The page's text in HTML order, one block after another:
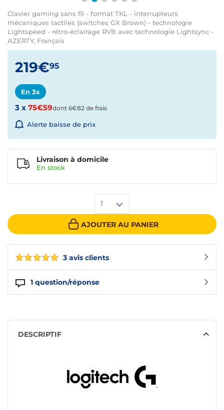
Clavier gaming sans fil - format TKL - interrupteurs
mécaniques tactiles (switches GX Brown) - technologie
Lightspeed - rétro-éclairage RVB avec technologie Lightsync -
AZERTY, Français
3 avis clients
1 question/réponse
219€95
En 3x
3 x 75€59dont 6€82 de frais
Alerte baisse de prix
1
AJOUTER AU PANIER
Livraison à domicile
En stock
DESCRIPTIF